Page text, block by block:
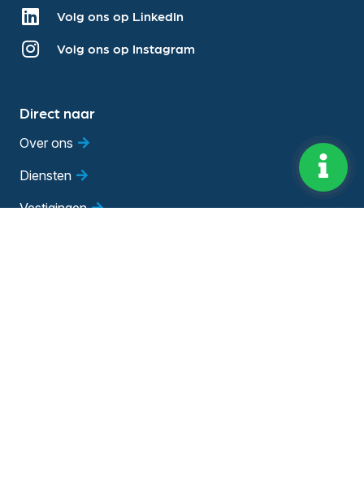
Volg ons op LinkedIn
Volg ons op Instagram
Direct naar
Over ons
Diensten
Vestigingen